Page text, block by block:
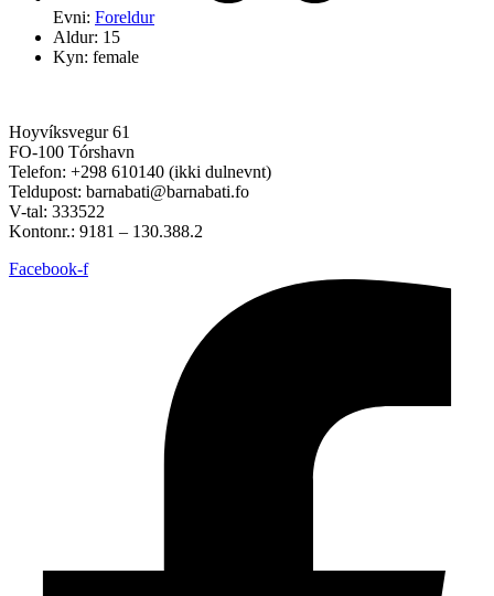
Evni: Foreldur
Aldur: 15
Kyn: female
Hoyvíksvegur 61
FO-100 Tórshavn
Telefon: +298 610140 (ikki dulnevnt)
Teldupost: barnabati@barnabati.fo
V-tal: 333522
Kontonr.: 9181 – 130.388.2
Facebook-f